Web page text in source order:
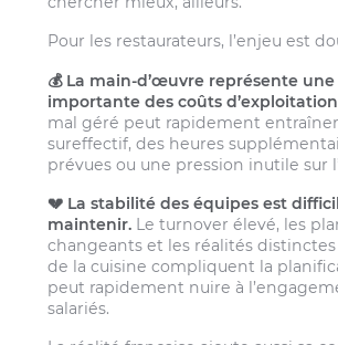
Pour les restaurateurs, l’enjeu est
💰 La main-d’œuvre représente
importante des coûts
mal géré peut rapidement
sureffectif, des heures
prévues ou une pression inutile sur
💔 La stabilité des équipes est
maintenir. Le turnover élevé, les
changeants et les réalités
de la cuisine compliquent la
peut rapidement nuire à
salariés.